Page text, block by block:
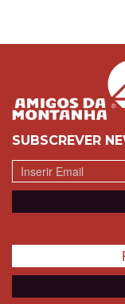
SUBSCREVER